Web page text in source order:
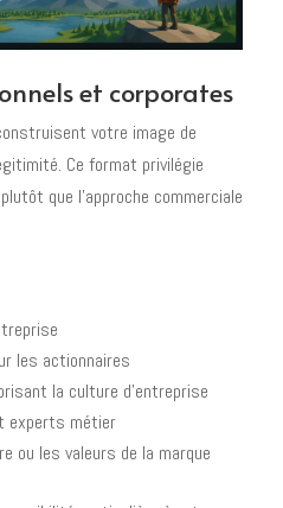
et corporates
votre image de
Ce format privilégie
que l'approche commerciale
les actionnaires
la culture d'entreprise
experts métier
ou les valeurs de la marque